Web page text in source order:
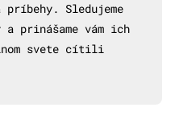
Sledujeme
prinášame vám ich
svete cítili